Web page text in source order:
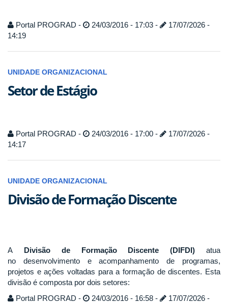
Portal PROGRAD - 24/03/2016 - 17:03 -
17/07/2026 -
14:19
UNIDADE ORGANIZACIONAL
Setor de Estágio
Portal PROGRAD - 24/03/2016 - 17:00 -
17/07/2026 -
14:17
UNIDADE ORGANIZACIONAL
Divisão de Formação Discente
A Divisão de Formação Discente (DIFDI) atua
no desenvolvimento e acompanhamento de programas,
projetos e ações voltadas para a formação de discentes. Esta
divisão é composta por dois setores:
Portal PROGRAD -
24/03/2016 - 16:58 -
17/07/2026 -